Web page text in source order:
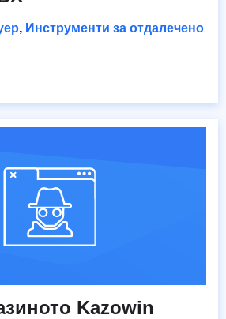
, Инструменти за отдалечено
Kazowin